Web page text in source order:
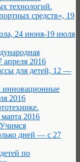
технологий.
средств», 19
24 июня-19 июля
апреля 2016
для детей, 12 —
инновационные
2016
2016
дней — с 27
по